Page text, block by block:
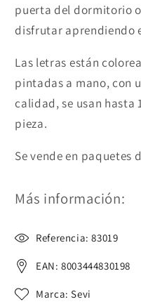
puerta del dormitorio
disfrutar aprendiendo
Las letras están
pintadas a mano, con
calidad, se usan hasta
pieza.
Se vende en paquetes
Más información:
Referencia: 83019
EAN: 8003444830198
Marca: Sevi